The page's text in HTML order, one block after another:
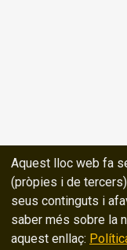
Aquest lloc web fa
(pròpies i de
seus continguts i
saber més sobre la
aquest enllaç: